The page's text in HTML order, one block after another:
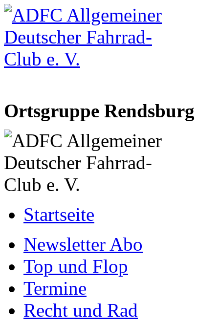
Ortsgruppe Rendsburg
Startseite
Newsletter Abo
Top und Flop
Termine
Recht und Rad